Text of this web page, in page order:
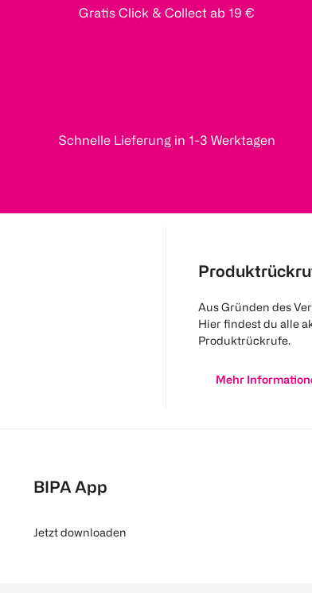
Gratis Click & Collect ab 19 €
Schnelle Lieferung in 1-3 Werktagen
Aus Gründen des
Hier findest du alle
Produktrückrufe.
Mehr
BIPA App
Jetzt downloaden